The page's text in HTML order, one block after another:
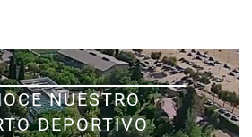
NUESTRO
DEPORTIVO